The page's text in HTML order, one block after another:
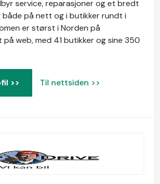
service, reparasjoner og et bredt
på nett og i butikker rundt i
er størst i Norden på
web, med 41 butikker og sine 350
>> Til nettsiden >>